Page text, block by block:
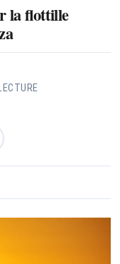
la flottille
WhatsApp
le lien